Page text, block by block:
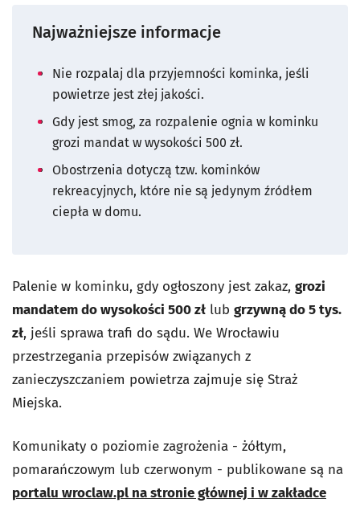
Najważniejsze informacje
Nie rozpalaj dla przyjemności kominka, jeśli
powietrze jest złej jakości.
Gdy jest smog, za rozpalenie ognia w kominku
grozi mandat w wysokości 500 zł.
Obostrzenia dotyczą tzw. kominków
rekreacyjnych, które nie są jedynym źródłem
ciepła w domu.
Palenie w kominku, gdy ogłoszony jest zakaz, grozi
mandatem do wysokości 500 zł lub grzywną do 5 tys.
zł, jeśli sprawa trafi do sądu. We Wrocławiu
przestrzegania przepisów związanych z
zanieczyszczaniem powietrza zajmuje się Straż
Miejska.
Komunikaty o poziomie zagrożenia - żółtym,
pomarańczowym lub czerwonym - publikowane są na
portalu wroclaw.pl na stronie głównej i w zakładce